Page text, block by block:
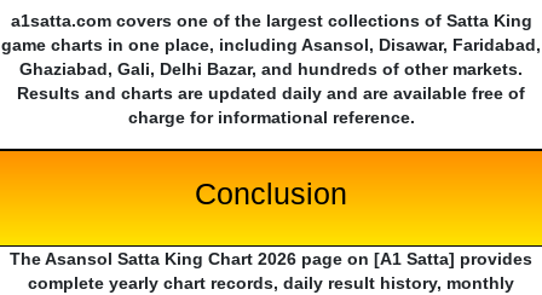
a1satta.com covers one of the largest collections of Satta King
game charts in one place, including Asansol, Disawar, Faridabad,
Ghaziabad, Gali, Delhi Bazar, and hundreds of other markets.
Results and charts are updated daily and are available free of
charge for informational reference.
Conclusion
The Asansol Satta King Chart 2026 page on [A1 Satta] provides
complete yearly chart records, daily result history, monthly